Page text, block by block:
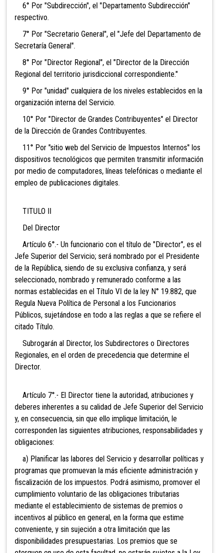
6° Por "Subdirección", el "Departamento Subdirección"
respectivo.
7° Por "Secretario General", el "Jefe del Departamento de
Secretaría General".
8° Por "Director Regional", el "Director de la Dirección
Regional del territorio jurisdiccional correspondiente."
9° Por "unidad" cualquiera de los niveles establecidos en la
organización interna del Servicio.
10° Por "Director de Grandes Contribuyentes" el Director
de la Dirección de Grandes Contribuyentes.
11° Por "sitio web del Servicio de Impuestos Internos" los
dispositivos tecnológicos que permiten transmitir información
por medio de computadores, líneas telefónicas o mediante el
empleo de publicaciones digitales.
TITULO II
Del Director
Artículo 6°.- Un funcionario con el título de "Director", es el
Jefe Superior del Servicio; será nombrado por el Presidente
de la República, siendo de su exclusiva confianza, y será
seleccionado, nombrado y remunerado conforme a las
normas establecidas en el Título VI de la ley N° 19.882, que
Regula Nueva Política de Personal a los Funcionarios
Públicos, sujetándose en todo a las reglas a que se refiere el
citado Título.
Subrogarán al Director, los Subdirectores o Directores
Regionales, en el orden de precedencia que determine el
Director.
Artículo 7°.- El Director tiene la autoridad, atribuciones y
deberes inherentes a su calidad de Jefe Superior del Servicio
y, en consecuencia, sin que ello implique limitación, le
corresponden las siguientes atribuciones, responsabilidades y
obligaciones:
a) Planificar las labores del Servicio y desarrollar políticas y
programas que promuevan la más eficiente administración y
fiscalización de los impuestos. Podrá asimismo, promover el
cumplimiento voluntario de las obligaciones tributarias
mediante el establecimiento de sistemas de premios o
incentivos al público en general, en la forma que estime
conveniente, y sin sujeción a otra limitación que las
disponibilidades presupuestarias. Los premios que se